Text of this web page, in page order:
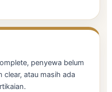
penyewa belum
clear, atau masih ada